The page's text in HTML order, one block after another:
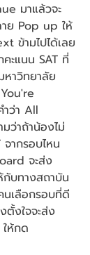
มาแล้วจะ
ย Pop up ให้
ข้ามไปได้เลย
ะแนน SAT ที่
หาวิทยาลัย
ว่า All
ว่าถ้าน้องไม่
ากรอบไหน
จะส่ง
กับทางสถาบัน
นเลือกรอบที่ดี
ตั้งใจจะส่ง
ห้กด